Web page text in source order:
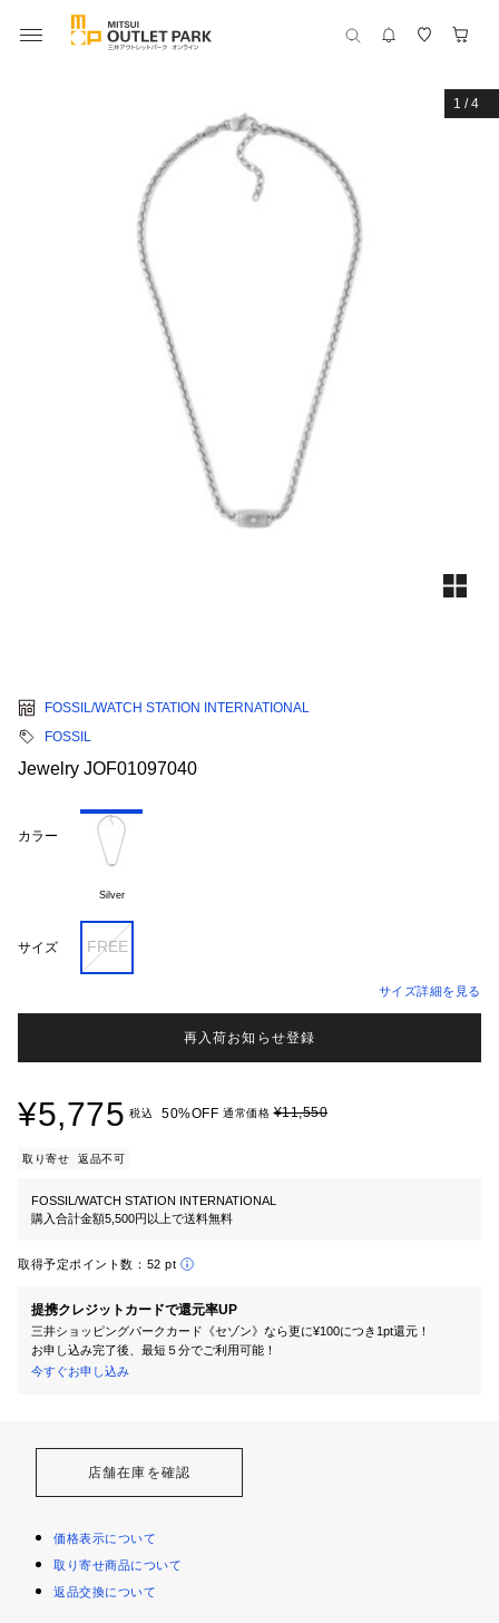
1 /4
FOSSIL/WATCH STATION INTERNATIONAL
FOSSIL
Jewelry JOF01097040
カラー
Silver
サイズ FREE
サイズ詳細を見る
再入荷お知らせ登録
¥5,775 税込 50%OFF 通常価格¥11,550
取り寄せ 返品不可
FOSSIL/WATCH STATION INTERNATIONAL
購入合計金額5,500円以上で送料無料
取得予定ポイント数： 52 pt
提携クレジットカードで還元率UP
三井ショッピングパークカード《セゾン》なら更に¥100につき1pt還元！
お申し込み完了後、最短５分でご利用可能！
今すぐお申し込み
店舗在庫を確認
価格表示について
取り寄せ商品について
返品交換について